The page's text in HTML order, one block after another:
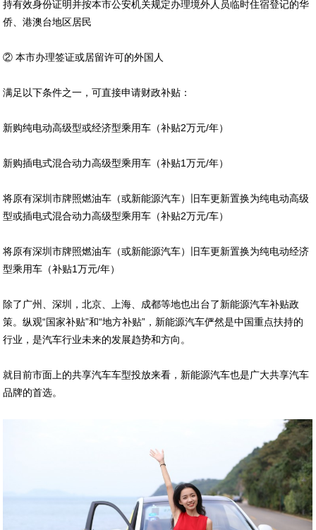
持有效身份证明并按本市公安机关规定办理境外人员临时住宿登记的华
侨、港澳台地区居民
② 本市办理签证或居留许可的外国人
满足以下条件之一，可直接申请财政补贴：
新购纯电动高级型或经济型乘用车（补贴2万元/年）
新购插电式混合动力高级型乘用车（补贴1万元/年）
将原有深圳市牌照燃油车（或新能源汽车）旧车更新置换为纯电动高级
型或插电式混合动力高级型乘用车（补贴2万元/车）
将原有深圳市牌照燃油车（或新能源汽车）旧车更新置换为纯电动经济
型乘用车（补贴1万元/年）
除了广州、深圳，北京、上海、成都等地也出台了新能源汽车补贴政
策。纵观“国家补贴”和“地方补贴”，新能源汽车俨然是中国重点扶持的
行业，是汽车行业未来的发展趋势和方向。
就目前市面上的共享汽车车型投放来看，新能源汽车也是广大共享汽车
品牌的首选。